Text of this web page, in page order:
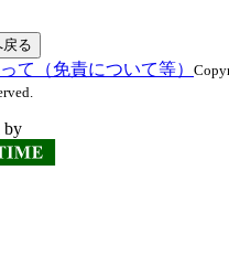
る
て（免責について等）
by